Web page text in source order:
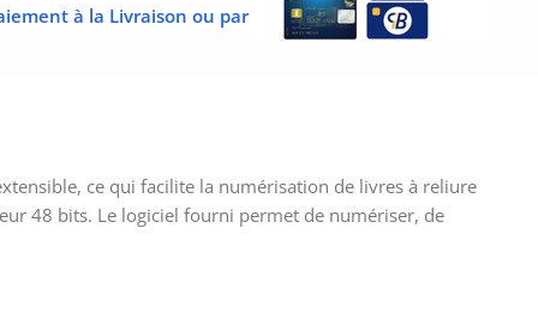
à la Livraison ou par
ce qui facilite la numérisation de livres à reliure
48 bits. Le logiciel fourni permet de numériser, de